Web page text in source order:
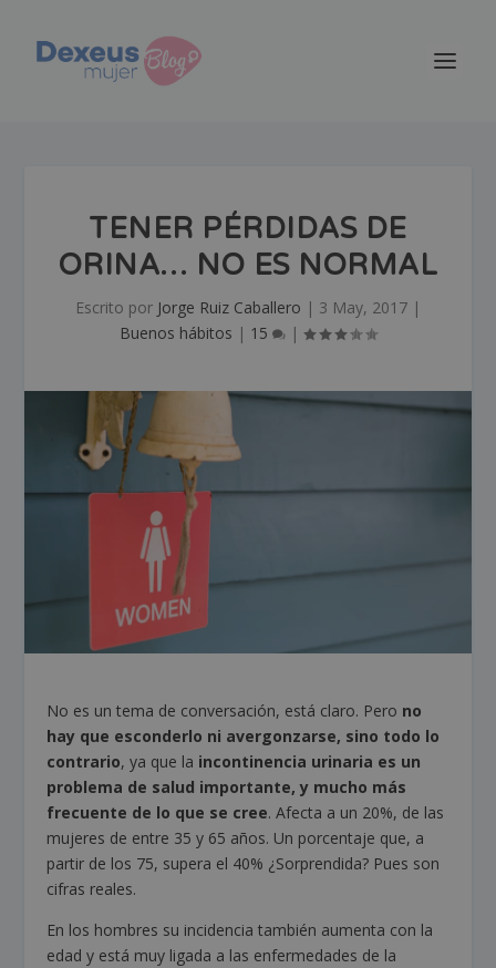
TENER PÉRDIDAS DE
ORINA… NO ES NORMAL
Escrito por Jorge Ruiz Caballero | 3 May, 2017 |
Buenos hábitos | 15 |
No es un tema de conversación, está claro. Pero no
hay que esconderlo ni avergonzarse, sino todo lo
contrario, ya que la incontinencia urinaria es un
problema de salud importante, y mucho más
frecuente de lo que se cree. Afecta a un 20%, de las
mujeres de entre 35 y 65 años. Un porcentaje que, a
partir de los 75, supera el 40% ¿Sorprendida? Pues son
cifras reales.
En los hombres su incidencia también aumenta con la
edad y está muy ligada a las enfermedades de la